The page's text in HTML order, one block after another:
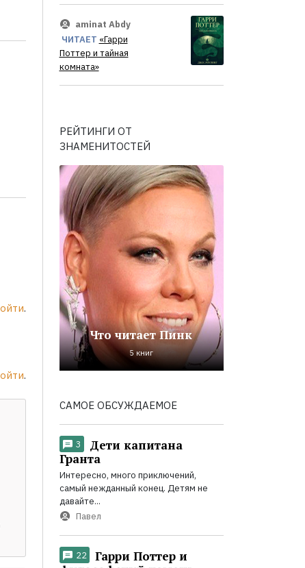
.
.
aminat Abdy
ЧИТАЕТ «Гарри
Поттер и тайная
комната»
РЕЙТИНГИ ОТ
ЗНАМЕНИТОСТЕЙ
Что читает Пинк
5 книг
САМОЕ ОБСУЖДАЕМОЕ
3
Дети капитана
Гранта
Интересно, много приключений,
самый нежданный конец. Детям не
давайте...
Павел
22
Гарри Поттер и